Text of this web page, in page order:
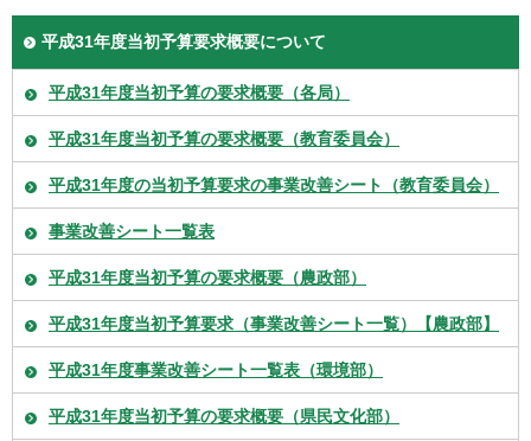
平成31年度当初予算要求概要について
平成31年度当初予算の要求概要（各局）
平成31年度当初予算の要求概要（教育委員会）
平成31年度の当初予算要求の事業改善シート（教育委員会）
事業改善シート一覧表
平成31年度当初予算の要求概要（農政部）
平成31年度当初予算要求（事業改善シート一覧）【農政部】
平成31年度事業改善シート一覧表（環境部）
平成31年度当初予算の要求概要（県民文化部）